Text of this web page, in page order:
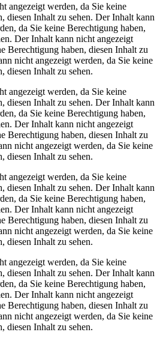
angezeigt werden, da Sie keine
diesen Inhalt zu sehen. Der Inhalt kann
da Sie keine Berechtigung haben,
Der Inhalt kann nicht angezeigt
Berechtigung haben, diesen Inhalt zu
nicht angezeigt werden, da Sie keine
diesen Inhalt zu sehen.
angezeigt werden, da Sie keine
diesen Inhalt zu sehen. Der Inhalt kann
da Sie keine Berechtigung haben,
Der Inhalt kann nicht angezeigt
Berechtigung haben, diesen Inhalt zu
nicht angezeigt werden, da Sie keine
diesen Inhalt zu sehen.
angezeigt werden, da Sie keine
diesen Inhalt zu sehen. Der Inhalt kann
da Sie keine Berechtigung haben,
Der Inhalt kann nicht angezeigt
Berechtigung haben, diesen Inhalt zu
nicht angezeigt werden, da Sie keine
diesen Inhalt zu sehen.
angezeigt werden, da Sie keine
diesen Inhalt zu sehen. Der Inhalt kann
da Sie keine Berechtigung haben,
Der Inhalt kann nicht angezeigt
Berechtigung haben, diesen Inhalt zu
nicht angezeigt werden, da Sie keine
diesen Inhalt zu sehen.